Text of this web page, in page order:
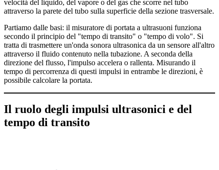
velocità del liquido, del vapore o del gas che scorre nel tubo
attraverso la parete del tubo sulla superficie della sezione trasversale.
Partiamo dalle basi: il misuratore di portata a ultrasuoni funziona
secondo il principio del "tempo di transito" o "tempo di volo". Si
tratta di trasmettere un'onda sonora ultrasonica da un sensore all'altro
attraverso il fluido contenuto nella tubazione. A seconda della
direzione del flusso, l'impulso accelera o rallenta. Misurando il
tempo di percorrenza di questi impulsi in entrambe le direzioni, è
possibile calcolare la portata.
Il ruolo degli impulsi ultrasonici e del
tempo di transito